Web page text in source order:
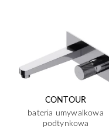
CONTOUR
bateria umywalkowa
podtynkowa